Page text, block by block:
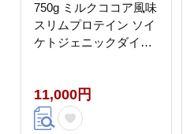
750g ミルクココア風味
スリムプロテイン ソイ
ケトジェニックダイエ
県雲南市 [AIAL102]
11,000円